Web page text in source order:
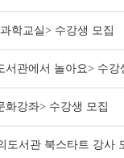
학교실> 수강생 모집
서관에서 놀아요> 수강
화강좌> 수강생 모집
도서관 북스타트 강사